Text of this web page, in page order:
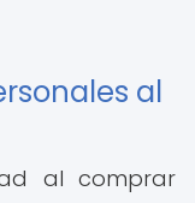
al
al comprar